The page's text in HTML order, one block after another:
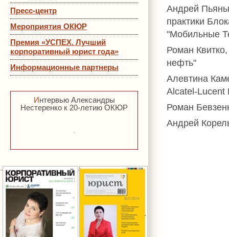
Пресс-центр
Мероприятия ОКЮР
Премия «УСПЕХ. Лучший
корпоративный юрист года»
Информационные партнеры
Интервью Александры
Нестеренко к 20-летию ОКЮР
Андрей
практики
"Мобильные
Роман
нефть"
Алевтина
Alcatel-Lucent
Роман
Андрей